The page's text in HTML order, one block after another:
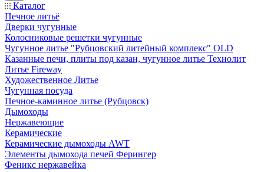
Каталог
Печное литьё
Дверки чугунные
Колосниковые решетки чугунные
Чугунное литье "Рубцовский литейный комплекс" OLD
Казанные печи, плиты под казан, чугунное литье Технолит
Литье Fireway
Художественное Литье
Чугунная посуда
Печное-каминное литье (Рубцовск)
Дымоходы
Нержавеющие
Керамические
Керамические дымоходы AWT
Элементы дымохода печей Ферингер
Феникс нержавейка